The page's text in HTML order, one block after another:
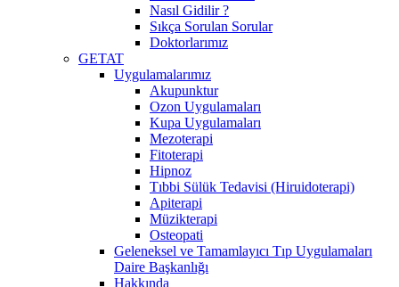
Nasıl Gidilir ?
Sıkça Sorulan Sorular
Doktorlarımız
GETAT
Uygulamalarımız
Akupunktur
Ozon Uygulamaları
Kupa Uygulamaları
Mezoterapi
Fitoterapi
Hipnoz
Tıbbi Sülük Tedavisi (Hiruidoterapi)
Apiterapi
Müzikterapi
Osteopati
Geleneksel ve Tamamlayıcı Tıp Uygulamaları
Daire Başkanlığı
Hakkında